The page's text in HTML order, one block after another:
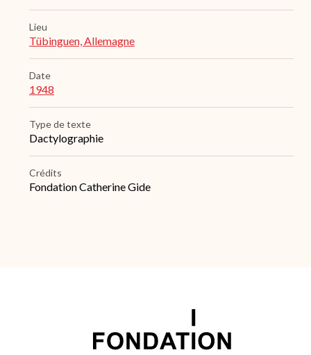
Lieu
Tübinguen, Allemagne
Date
1948
Type de texte
Dactylographie
Crédits
Fondation Catherine Gide